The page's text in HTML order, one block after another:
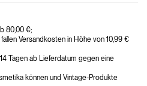
80,00 €;
Versandkosten in Höhe von 10,99 €
Tagen ab Lieferdatum gegen eine
können und Vintage-Produkte